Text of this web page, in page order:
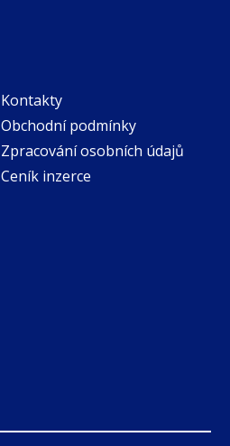
Kontakty
Obchodní podmínky
Zpracování osobních údajů
Ceník inzerce